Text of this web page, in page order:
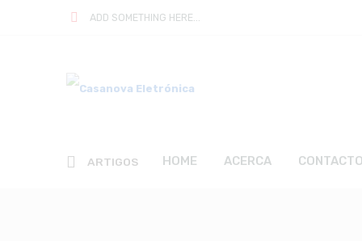
ADD SOMETHING HERE...
ARTIGOS HOME ACERCA